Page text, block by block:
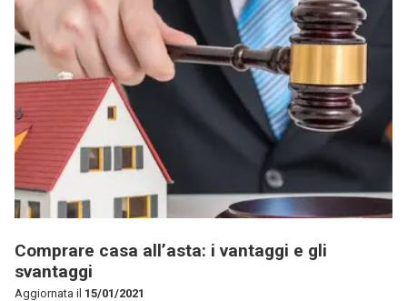
Comprare casa all’asta: i vantaggi e gli
svantaggi
Aggiornata il 15/01/2021